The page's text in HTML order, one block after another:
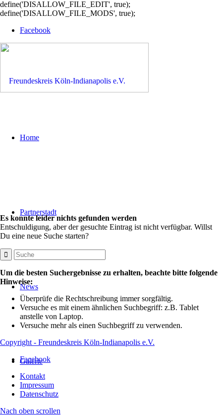
define('DISALLOW_FILE_EDIT', true);
define('DISALLOW_FILE_MODS', true);
Facebook
Home
Partnerstadt
News
Galerie
Es konnte leider nichts gefunden werden
Entschuldigung, aber der gesuchte Eintrag ist nicht verfügbar. Willst
Du eine neue Suche starten?
Um die besten Suchergebnisse zu erhalten, beachte bitte folgende
Hinweise:
Überprüfe die Rechtschreibung immer sorgfältig.
Versuche es mit einem ähnlichen Suchbegriff: z.B. Tablet
anstelle von Laptop.
Versuche mehr als einen Suchbegriff zu verwenden.
Copyright - Freundeskreis Köln-Indianapolis e.V.
Facebook
Kontakt
Impressum
Datenschutz
Nach oben scrollen